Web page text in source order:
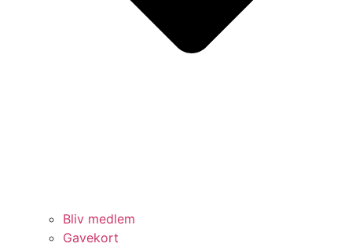
Bliv medlem
Gavekort